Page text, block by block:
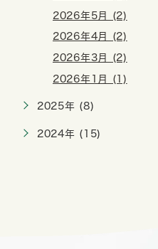
2026年5月 (2)
2026年4月 (2)
2026年3月 (2)
2026年1月 (1)
2025年 (8)
2024年 (15)